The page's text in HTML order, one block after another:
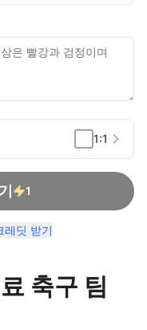
1:1
1
레딧 받기
축구 팀